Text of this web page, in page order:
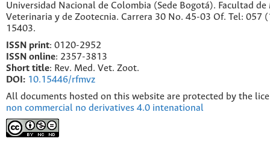
Universidad Nacional de Colombia (Sede Bogotá). Facultad de
Veterinaria y de Zootecnia. Carrera 30 No. 45-03 Of. Tel: 057
15403.
ISSN print: 0120-2952
SSN online: 2357-3813
Short title: Rev. Med. Vet. Zoot.
DOI: 10.15446/rfmvz
All documents hosted on this website are protected by the
non commercial no derivatives 4.0 intenational